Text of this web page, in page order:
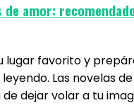
amor:
lugar favorito y
Las novelas
dejar volar a tu